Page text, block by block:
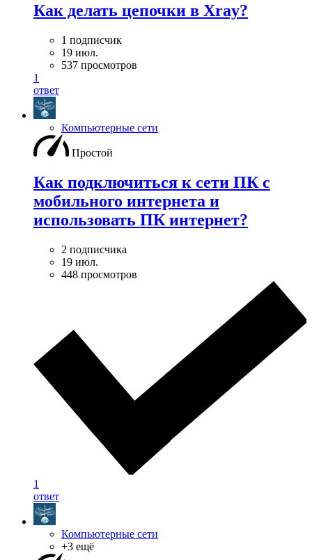
Как делать цепочки в Xray?
1 подписчик
19 июл.
537 просмотров
1
ответ
Компьютерные сети
Простой
Как подключиться к сети ПК с
мобильного интернета и
использовать ПК интернет?
2 подписчика
19 июл.
448 просмотров
1
ответ
Компьютерные сети
+3 ещё